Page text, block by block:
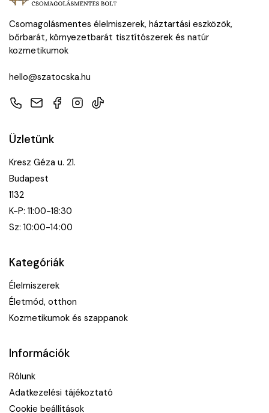
Csomagolásmentes élelmiszerek, háztartási eszközök,
bőrbarát, környezetbarát tisztítószerek és natúr
kozmetikumok
hello@szatocska.hu
TelefonE-mailFacebook
Instagram
TikTok
Üzletünk
Kresz Géza u. 21.
Budapest
1132
K-P: 11:00-18:30
Sz: 10:00-14:00
Kategóriák
Élelmiszerek
Életmód, otthon
Kozmetikumok és szappanok
Információk
Rólunk
Adatkezelési tájékoztató
Cookie beállítások